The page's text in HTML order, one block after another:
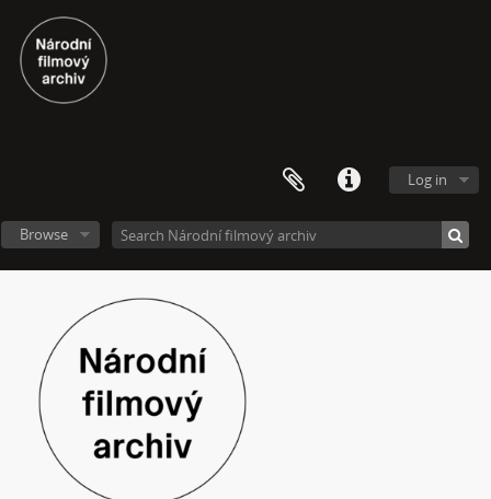
Log in
Browse
[Subseries] Sběratel
[Subseries] Po stopách krve
[Subseries] Větev – Prorážení televize větví
[Subseries] 16 Sketches of Dialogue
[Subseries] Air
[Subseries] Air – Znělka
[Subseries] Interno
[Subseries] Le Cuoche
[Subseries] Hlavolam
[Subseries] Kytka
[Subseries] Erosynta I
[Subseries] Monoskop no. 3 – Monkeyking legend
[Subseries] Pohádka pro šílence